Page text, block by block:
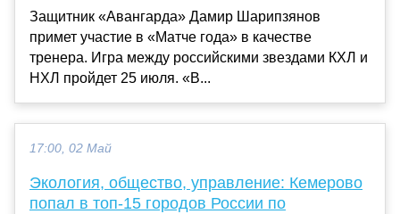
Защитник «Авангарда» Дамир Шарипзянов
примет участие в «Матче года» в качестве
тренера. Игра между российскими звездами КХЛ и
НХЛ пройдет 25 июля. «В...
17:00, 02 Май
Экология, общество, управление: Кемерово
попал в топ-15 городов России по